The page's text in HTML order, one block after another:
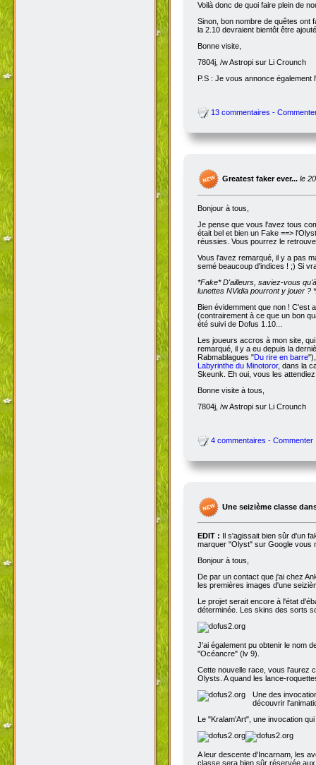
Voilà donc de quoi faire plein de
Sinon, bon nombre de quêtes ont
la 2.10 devraient bientôt être
Bonne visite,
7804j, /w Astropi sur Li Crounch
P.S : Je vous annonce
13 commentaires -
Greatest faker ever... le
Bonjour à tous,
Je pense que vous l'avez tous
était bel et bien un Fake ==>
réussies. Vous pourrez le
Vous l'avez remarqué, il y a pas
semé beaucoup d'indices ! ;) Si
*Fake*D'ailleurs, saviez-vous
lunettes NVidia pourront y jouer ?
Bien évidemment que non ! C'est
(contrairement à ce que un bon
été suivi de Dofus 1.10...
Les joueurs accros à mon site,
remarqué, il y a eu depuis la
Rabmablagues "Du rire en barre
Labyrinthe du Minotoror, dans la
Skeunk. Eh oui, vous les
Bonne visite à tous,
7804j, /w Astropi sur Li Crounch
4 commentaires - Commenter
Une seizième classe
EDIT : Il s'agissait bien sûr d'un
marquer "Olyst" sur Google vous
Bonjour à tous,
De par un contact que j'ai chez
les premières images d'une
Le projet serait encore à l'état
déterminée. Les skins des sorts
J'ai également pu obtenir le nom
"Océancre" (lv 9).
Cette nouvelle race, vous l'aurez
Olysts. A quand les lance-
Une des
découvrir
Le "Kralam'Art", une invocation
A leur descente d'Incarnam, les
classe sera bien sûr réservée